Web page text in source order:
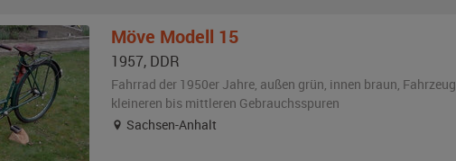
Möve Modell 15
1957, DDR
Fahrrad der 1950er Jahre, außen grün, innen braun, Fahrzeug
kleineren bis mittleren Gebrauchsspuren
Sachsen-Anhalt